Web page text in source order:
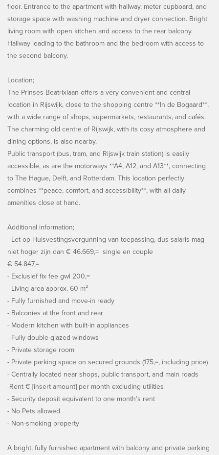
floor. Entrance to the apartment with hallway, meter cupboard, and
storage space with washing machine and dryer connection. Bright
living room with open kitchen and access to the rear balcony.
Hallway leading to the bathroom and the bedroom with access to
the second balcony.
Location;
The Prinses Beatrixlaan offers a very convenient and central
location in Rijswijk, close to the shopping centre **In de Bogaard**,
with a wide range of shops, supermarkets, restaurants, and cafés.
The charming old centre of Rijswijk, with its cosy atmosphere and
dining options, is also nearby.
Public transport (bus, tram, and Rijswijk train station) is easily
accessible, as are the motorways **A4, A12, and A13**, connecting
to The Hague, Delft, and Rotterdam. This location perfectly
combines **peace, comfort, and accessibility**, with all daily
amenities close at hand.
Additional information;
- Let op Huisvestingsvergunning van toepassing, dus salaris mag
niet hoger zijn dan € 46.669,= single en couple
€ 54.847,=
- Exclusief fix fee gwl 200,=
- Living area approx. 60 m²
- Fully furnished and move-in ready
- Balconies at the front and rear
- Modern kitchen with built-in appliances
- Fully double-glazed windows
- Private storage room
- Private parking space on secured grounds (175,=, including price)
- Centrally located near shops, public transport, and main roads
-Rent € [insert amount] per month excluding utilities
- Security deposit equivalent to one month’s rent
- No Pets allowed
- Non-smoking property
A bright, fully furnished apartment with balcony and private parking